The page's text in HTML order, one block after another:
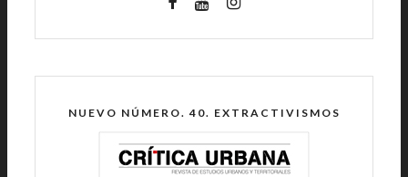
NUEVO NÚMERO. 40. EXTRACTIVISMOS